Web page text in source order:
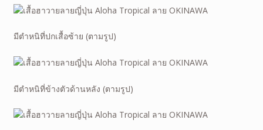
มีตำหนิที่ปกเสื้อซ้าย (ตามรูป)
มีตำหนิที่ข้างตัวด้านหลัง (ตามรูป)